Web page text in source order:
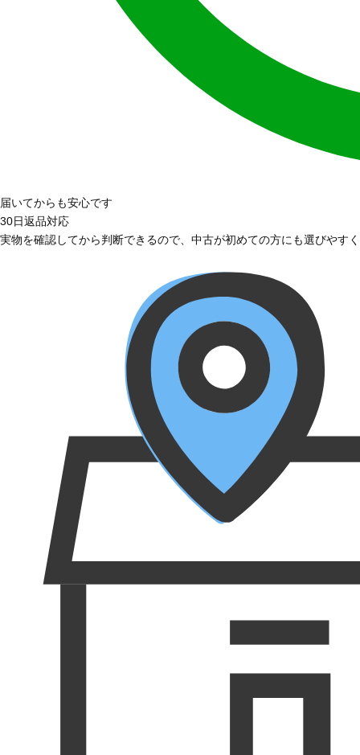
届いてからも安心です
30日返品対応
実物を確認してから判断できるので、中古が初めての方にも選びやす